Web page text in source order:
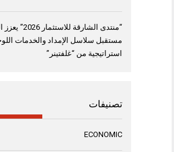
“منتدى الشارقة
مستقبل سلاسل الإمداد والخدمات
استراتيجية من “غلفتينر”
تصنيفات
ECONOMIC